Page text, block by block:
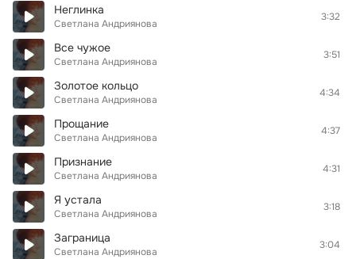
Неглинка
Светлана Андриянова
3:32
Все чужое
Светлана Андриянова
3:51
Золотое кольцо
Светлана Андриянова
4:34
Прощание
Светлана Андриянова
4:37
Признание
Светлана Андриянова
4:31
Я устала
Светлана Андриянова
3:18
Заграница
Светлана Андриянова
3:04